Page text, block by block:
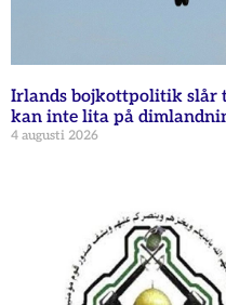
Irlands bojkottpolitik slår
kan inte lita på
4 augusti 2026